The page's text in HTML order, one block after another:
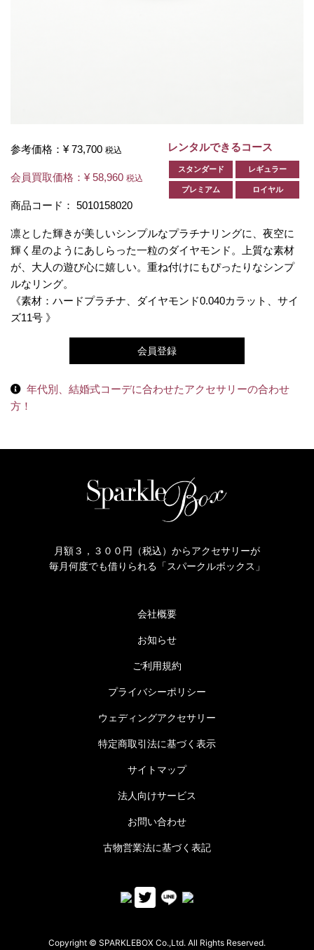
参考価格： ¥ 73,700 税込
会員買取価格： ¥ 58,960 税込
商品コード： 5010158020
レンタルできるコース
スタンダード レギュラー
プレミアム ロイヤル
凛とした輝きが美しいシンプルなプラチナリングに、夜空に
輝く星のようにあしらった一粒のダイヤモンド。上質な素材
が、大人の遊び心に嬉しい。重ね付けにもぴったりなシンプ
ルなリング。
《素材：ハードプラチナ、ダイヤモンド0.040カラット、サイ
ズ11号 》
会員登録
年代別、結婚式コーデに合わせたアクセサリーの合わせ
方！
月額３，３００円（税込）からアクセサリーが
毎月何度でも借りられる「スパークルボックス」
会社概要
お知らせ
ご利用規約
プライバシーポリシー
ウェディングアクセサリー
特定商取引法に基づく表示
サイトマップ
法人向けサービス
お問い合わせ
古物営業法に基づく表記
Copyright © SPARKLEBOX Co.,Ltd. All Rights Reserved.